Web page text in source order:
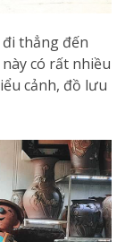
thẳng đến
này có rất nhiều
cảnh, đồ lưu